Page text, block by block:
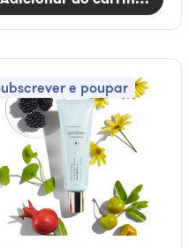
e poupar